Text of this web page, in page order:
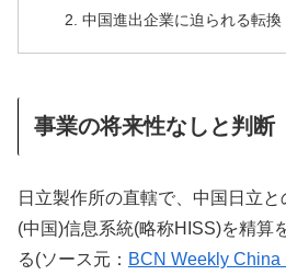
中国進出企業に迫られる転換
事業の将来性なしと判断
日立製作所の直轄で、中国日立
(中国)信息系統(略称HISS)を精算
る(ソース元： BCN Weekly China